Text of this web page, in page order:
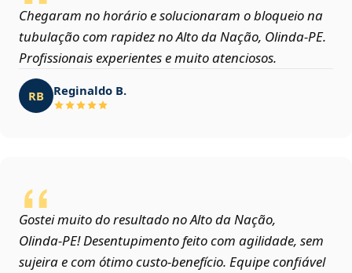
Chegaram no horário e solucionaram o bloqueio na
tubulação com rapidez no Alto da Nação, Olinda‑PE.
Profissionais experientes e muito atenciosos.
RB Reginaldo B.
Gostei muito do resultado no Alto da Nação,
Olinda‑PE! Desentupimento feito com agilidade, sem
sujeira e com ótimo custo-benefício. Equipe confiável